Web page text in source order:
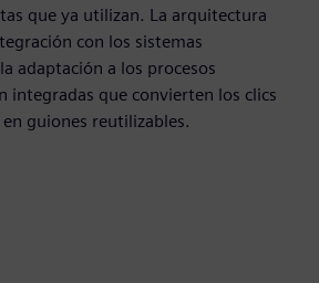
que ya utilizan. La arquitectura
con los sistemas
adaptación a los procesos
integradas que convierten los clics
guiones reutilizables.